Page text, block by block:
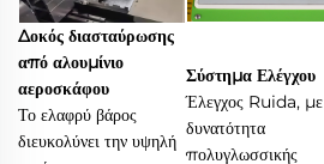
Δοκός διασταύρωσης
από αλουμίνιο
αεροσκάφου
Το ελαφρύ βάρος
διευκολύνει την υψηλή
Σύστημα Ελέγχου
Έλεγχος Ruida, με
δυνατότητα
πολυγλωσσικής